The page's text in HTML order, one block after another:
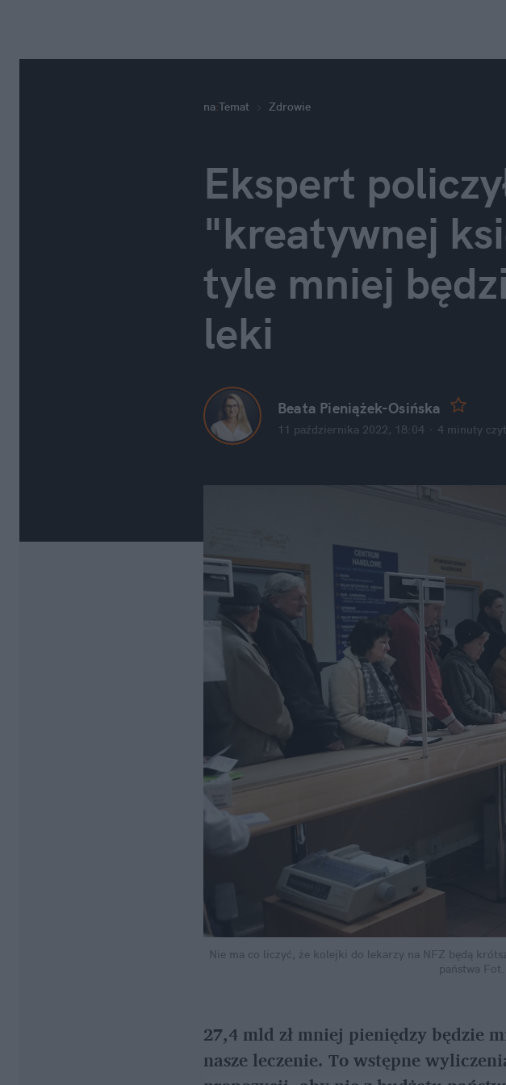
na:Temat Zdrowie
Ekspert
"kreatywnej
tyle mniej
leki
Beata Pieniążek-Osińska
11 października 2022, 18:04 · 4 minuty
Nie ma co liczyć, że kolejki do lekarzy na NFZ będą
państwa
27,4 mld zł mniej pieniędzy będzie
nasze leczenie. To wstępne